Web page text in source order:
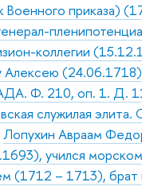
Военного приказа)
коллегии
Ф. 210, оп. 1. Д.
служилая
Лопухин Авраам
учился
(1712 – 1713),